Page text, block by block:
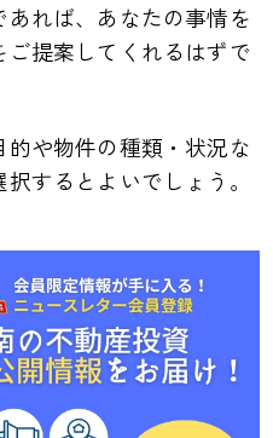
れば、あなたの事情を
提案してくれるはずで
や物件の種類・状況な
するとよいでしょう。